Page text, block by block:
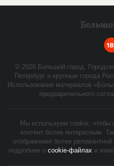
© 2026 Большой город.
Петербург и крупные города
Использование материалов
предварительного
Мы используем cookie, чтобы
контент более интересным.
отображения более
подробнее о cookie-файлах и